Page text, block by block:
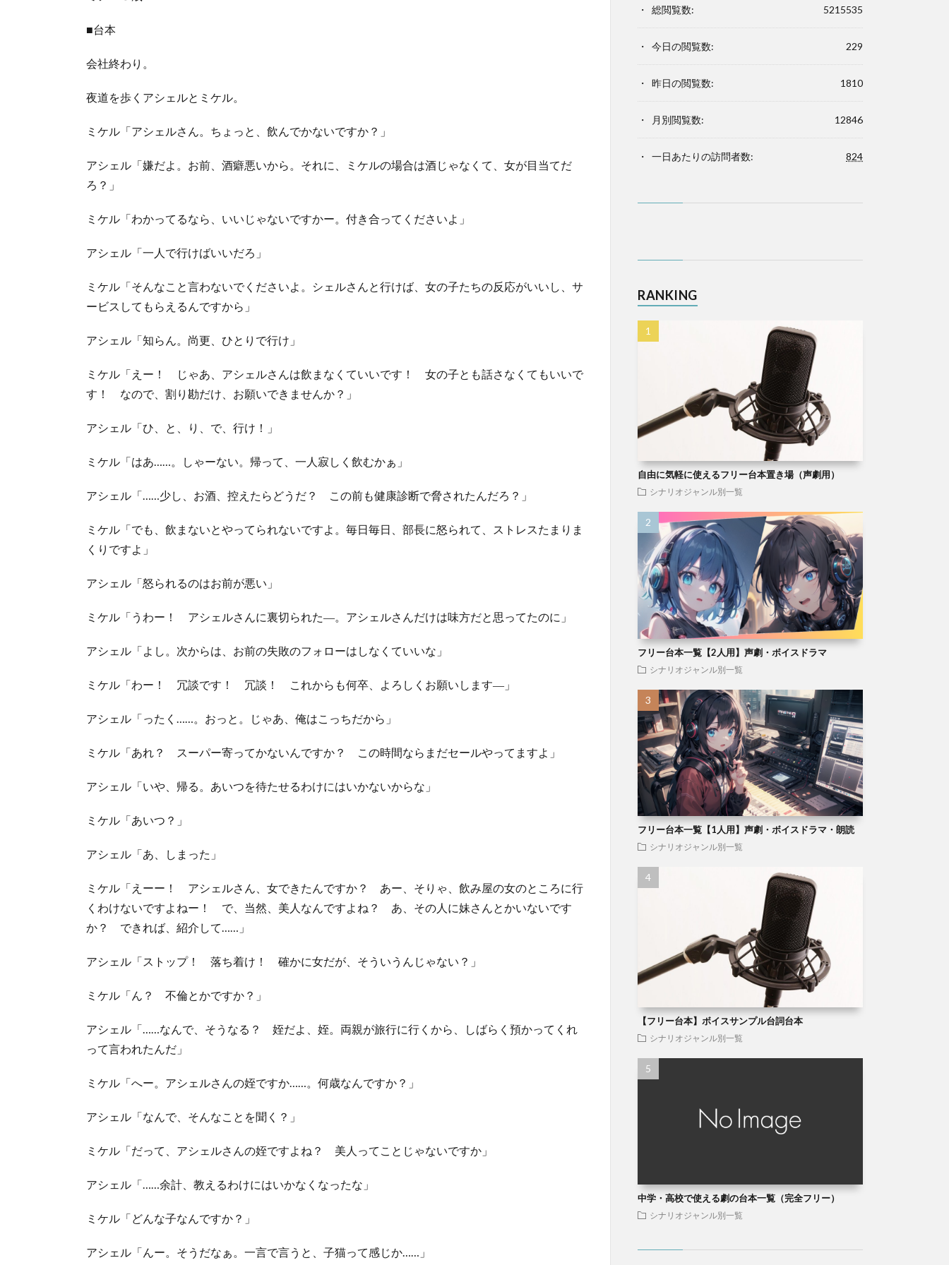
■台本
会社終わり。
夜道を歩くアシェルとミケル。
ミケル「アシェルさん。ちょっと、飲んでかないですか？」
アシェル「嫌だよ。お前、酒癖悪いから。それに、ミケルの場合は酒じゃなくて、女が目当てだ
ろ？」
ミケル「わかってるなら、いいじゃないですかー。付き合ってくださいよ」
アシェル「一人で行けばいいだろ」
ミケル「そんなこと言わないでくださいよ。シェルさんと行けば、女の子たちの反応がいいし、サ
ービスしてもらえるんですから」
アシェル「知らん。尚更、ひとりで行け」
ミケル「えー！ じゃあ、アシェルさんは飲まなくていいです！ 女の子とも話さなくてもいいで
す！ なので、割り勘だけ、お願いできませんか？」
アシェル「ひ、と、り、で、行け！」
ミケル「はあ……。しゃーない。帰って、一人寂しく飲むかぁ」
アシェル「……少し、お酒、控えたらどうだ？ この前も健康診断で脅されたんだろ？」
ミケル「でも、飲まないとやってられないですよ。毎日毎日、部長に怒られて、ストレスたまりま
くりですよ」
アシェル「怒られるのはお前が悪い」
ミケル「うわー！ アシェルさんに裏切られた―。アシェルさんだけは味方だと思ってたのに」
アシェル「よし。次からは、お前の失敗のフォローはしなくていいな」
ミケル「わー！ 冗談です！ 冗談！ これからも何卒、よろしくお願いします―」
アシェル「ったく……。おっと。じゃあ、俺はこっちだから」
ミケル「あれ？ スーパー寄ってかないんですか？ この時間ならまだセールやってますよ」
アシェル「いや、帰る。あいつを待たせるわけにはいかないからな」
ミケル「あいつ？」
アシェル「あ、しまった」
ミケル「えーー！ アシェルさん、女できたんですか？ あー、そりゃ、飲み屋の女のところに行
くわけないですよねー！ で、当然、美人なんですよね？ あ、その人に妹さんとかいないです
か？ できれば、紹介して……」
アシェル「ストップ！ 落ち着け！ 確かに女だが、そういうんじゃない？」
ミケル「ん？ 不倫とかですか？」
アシェル「……なんで、そうなる？ 姪だよ、姪。両親が旅行に行くから、しばらく預かってくれ
って言われたんだ」
ミケル「へー。アシェルさんの姪ですか……。何歳なんですか？」
アシェル「なんで、そんなことを聞く？」
ミケル「だって、アシェルさんの姪ですよね？ 美人ってことじゃないですか」
アシェル「……余計、教えるわけにはいかなくなったな」
ミケル「どんな子なんですか？」
アシェル「んー。そうだなぁ。一言で言うと、子猫って感じか……」
5215535
総閲覧数:
229
今日の閲覧数:
1810
昨日の閲覧数:
12846
月別閲覧数:
824
一日あたりの訪問者数:
RANKING
自由に気軽に使えるフリー台本置き場（声劇用）
シナリオジャンル別一覧
フリー台本一覧【2人用】声劇・ボイスドラマ
シナリオジャンル別一覧
フリー台本一覧【1人用】声劇・ボイスドラマ・朗読
シナリオジャンル別一覧
【フリー台本】ボイスサンプル台詞台本
シナリオジャンル別一覧
中学・高校で使える劇の台本一覧（完全フリー）
シナリオジャンル別一覧